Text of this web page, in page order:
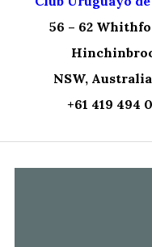
56 – 62
NSW, Australia
+61 419 494